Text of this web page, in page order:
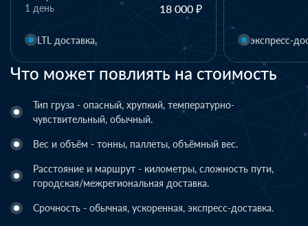
Что может повлиять на стоимость
Тип груза - опасный, хрупкий, температурно-
чувствительный, обычный.
Вес и объём - тонны, паллеты, объёмный вес.
Расстояние и маршрут - километры, сложность пути,
городская/межрегиональная доставка.
Срочность - обычная, ускоренная, экспресс-доставка.
экспресс-доставка. экспресс-